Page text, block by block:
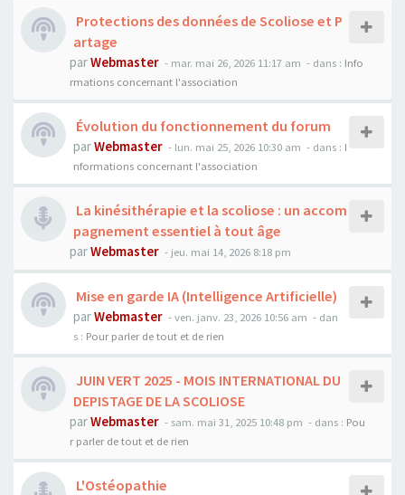
Protections des données de Scoliose et P
artage
parWebmaster - mar. mai 26, 2026 11:17 am - dans : Info
rmations concernant l'association
Évolution du fonctionnement du forum
parWebmaster - lun. mai 25, 2026 10:30 am - dans : I
nformations concernant l'association
La kinésithérapie et la scoliose : un accom
pagnement essentiel à tout âge
parWebmaster - jeu. mai 14, 2026 8:18 pm
Mise en garde IA (Intelligence Artificielle)
parWebmaster - ven. janv. 23, 2026 10:56 am - dan
s : Pour parler de tout et de rien
JUIN VERT 2025 - MOIS INTERNATIONAL DU
DEPISTAGE DE LA SCOLIOSE
parWebmaster - sam. mai 31, 2025 10:48 pm - dans : Pou
r parler de tout et de rien
L'Ostéopathie